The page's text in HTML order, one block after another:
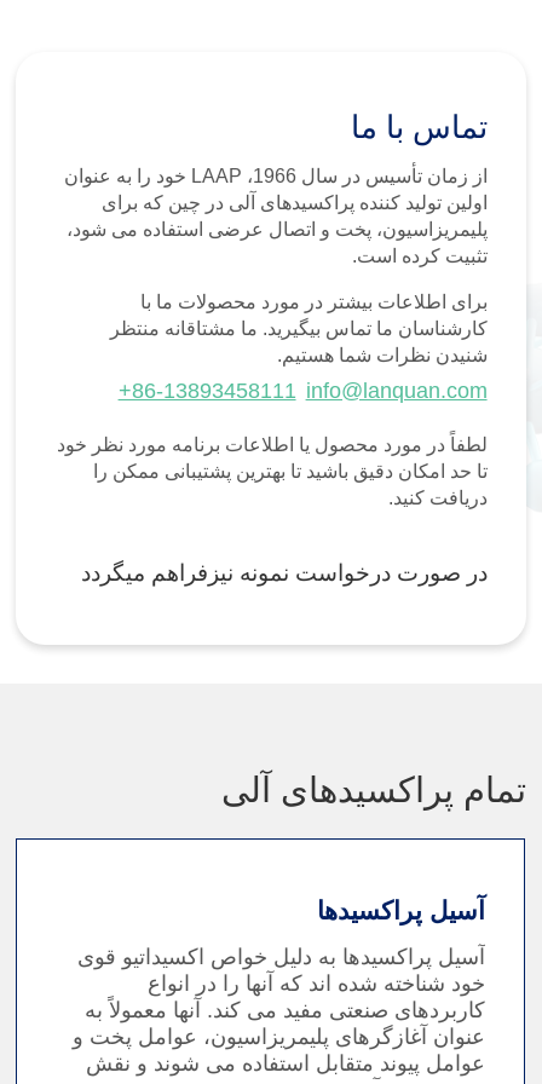
تماس با ما
از زمان تأسیس در سال 1966، LAAP خود را به عنوان
اولین تولید کننده پراکسیدهای آلی در چین که برای
پلیمریزاسیون، پخت و اتصال عرضی استفاده می شود،
تثبیت کرده است.
برای اطلاعات بیشتر در مورد محصولات ما با
کارشناسان ما تماس بیگیرید. ما مشتاقانه منتظر
شنیدن نظرات شما هستیم.
info@lanquan.com
+86-13893458111
لطفاً در مورد محصول یا اطلاعات برنامه مورد نظر خود
تا حد امکان دقیق باشید تا بهترین پشتیبانی ممکن را
دریافت کنید.
در صورت درخواست نمونه نیزفراهم میگردد
تمام پراکسیدهای آلی
آسیل پراکسیدها
آسیل پراکسیدها به دلیل خواص اکسیداتیو قوی
خود شناخته شده اند که آنها را در انواع
کاربردهای صنعتی مفید می کند. آنها معمولاً به
عنوان آغازگرهای پلیمریزاسیون، عوامل پخت و
عوامل پیوند متقابل استفاده می شوند و نقش